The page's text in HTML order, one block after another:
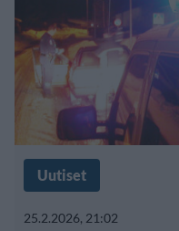
Uutiset
25.2.2026, 21:02